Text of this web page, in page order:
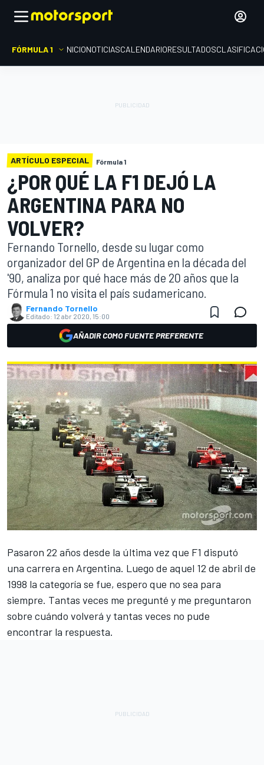
FÓRMULA 1 INICIONOTICIASCALENDARIORESULTADOS
ARTÍCULO ESPECIAL Fórmula 1
¿POR QUÉ LA F1 DEJÓ LA
ARGENTINA PARA NO
VOLVER?
Fernando Tornello, desde su lugar como
organizador del GP de Argentina en la década del
'90, analiza por qué hace más de 20 años que la
Fórmula 1 no visita el país sudamericano.
Fernando Tornello
Editado: 12 abr 2020, 15:00
AÑADIR COMO FUENTE PREFERENTE
Pasaron 22 años desde la última vez que F1 disputó
una carrera en Argentina. Luego de aquel 12 de abril de
1998 la categoría se fue, espero que no sea para
siempre. Tantas veces me pregunté y me preguntaron
sobre cuándo volverá y tantas veces no pude
encontrar la respuesta.